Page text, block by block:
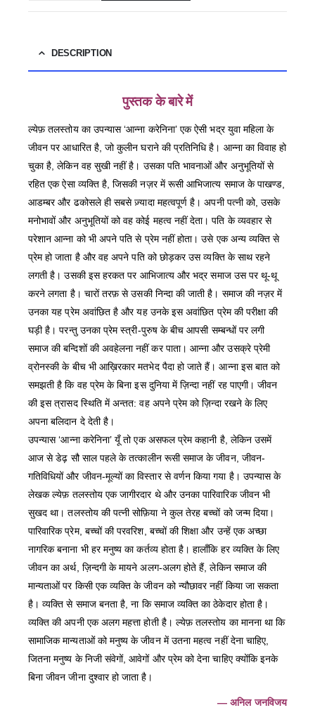
DESCRIPTION
पुस्तक के बारे में
ल्येफ़ तलस्तोय का उपन्यास ‘आन्ना करेनिना’ एक ऐसी भद्र युवा महिला के
जीवन पर आधारित है, जो कुलीन घराने की प्रतिनिधि है। आन्ना का विवाह हो
चुका है, लेकिन वह सुखी नहीं है। उसका पति भावनाओं और अनुभूतियों से
रहित एक ऐसा व्यक्ति है, जिसकी नज़र में रूसी आभिजात्य समाज के पाखण्ड,
आडम्बर और ढकोसले ही सबसे ज़्यादा महत्वपूर्ण है। अपनी पत्नी को, उसके
मनोभावों और अनुभूतियों को वह कोई महत्व नहीं देता। पति के व्यवहार से
परेशान आन्ना को भी अपने पति से प्रेम नहीं होता। उसे एक अन्य व्यक्ति से
प्रेम हो जाता है और वह अपने पति को छोड़कर उस व्यक्ति के साथ रहने
लगती है। उसकी इस हरकत पर आभिजात्य और भद्र समाज उस पर थू-थू
करने लगता है। चारों तरफ़ से उसकी निन्दा की जाती है। समाज की नज़र में
उनका यह प्रेम अवांछित है और यह उनके इस अवांछित प्रेम की परीक्षा की
घड़ी है। परन्तु उनका प्रेम स्त्री-पुरुष के बीच आपसी सम्बन्धों पर लगी
समाज की बन्दिशों की अवहेलना नहीं कर पाता। आन्ना और उसक्रे प्रेमी
व्रोनस्की के बीच भी आख़िरकार मतभेद पैदा हो जाते हैं। आन्ना इस बात को
समझती है कि वह प्रेम के बिना इस दुनिया में ज़िन्दा नहीं रह पाएगी। जीवन
की इस त्रासद स्थिति में अन्तत: वह अपने प्रेम को ज़िन्दा रखने के लिए
अपना बलिदान दे देती है।
उपन्यास ‘आन्ना करेनिना’ यूँ तो एक असफल प्रेम कहानी है, लेकिन उसमें
आज से डेढ़ सौ साल पहले के तत्कालीन रूसी समाज के जीवन, जीवन-
गतिविधियों और जीवन-मूल्यों का विस्तार से वर्णन किया गया है। उपन्यास के
लेखक ल्येफ़ तलस्तोय एक जागीरदार थे और उनका पारिवारिक जीवन भी
सुखद था। तलस्तोय की पत्नी सोफ़िया ने कुल तेरह बच्चों को जन्म दिया।
पारिवारिक प्रेम, बच्चों की परवरिश, बच्चों की शिक्षा और उन्हें एक अच्छा
नागरिक बनाना भी हर मनुष्य का कर्तव्य होता है। हालाँकि हर व्यक्ति के लिए
जीवन का अर्थ, ज़िन्दगी के मायने अलग-अलग होते हैं, लेकिन समाज की
मान्यताओं पर किसी एक व्यक्ति के जीवन को न्यौछावर नहीं किया जा सकता
है। व्यक्ति से समाज बनता है, ना कि समाज व्यक्ति का ठेकेदार होता है।
व्यक्ति की अपनी एक अलग महत्ता होती है। ल्येफ़ तलस्तोय का मानना था कि
सामाजिक मान्यताओं को मनुष्य के जीवन में उतना महत्व नहीं देना चाहिए,
जितना मनुष्य के निजी संवेगों, आवेगों और प्रेम को देना चाहिए क्योंकि इनके
बिना जीवन जीना दुश्वार हो जाता है।
— अनिल जनविजय